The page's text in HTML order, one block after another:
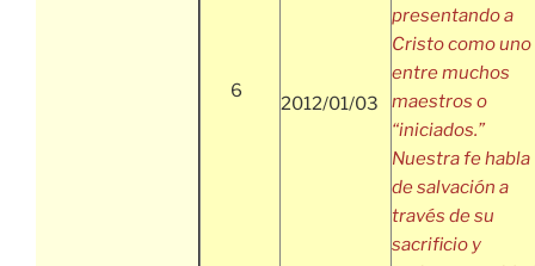
6
2012/01/03
presentando a
Cristo como uno
entre muchos
maestros o
“iniciados.”
Nuestra fe habla
de salvación a
través de su
sacrificio y